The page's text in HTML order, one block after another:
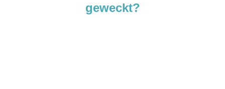
geweckt?